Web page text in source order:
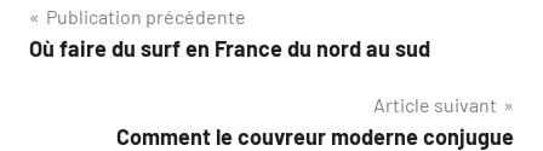
Navigation
de
Publication précédente
Où faire du surf en France du nord au sud
Article suivant
Comment le couvreur moderne conjugue